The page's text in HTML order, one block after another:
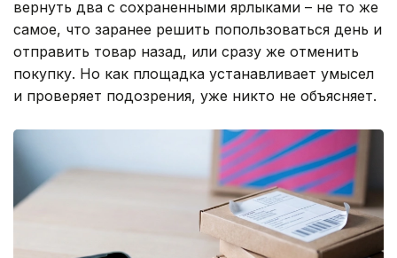
вернуть два с сохраненными ярлыками – не то же
самое, что заранее решить попользоваться день и
отправить товар назад, или сразу же отменить
покупку. Но как площадка устанавливает умысел
и проверяет подозрения, уже никто не объясняет.